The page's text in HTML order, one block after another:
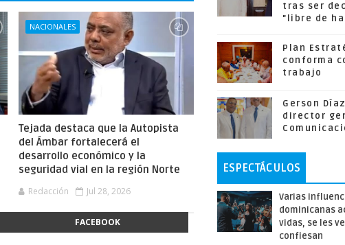
NACIONALES
Tejada destaca que la Autopista
del Ámbar fortalecerá el
desarrollo económico y la
seguridad vial en la región Norte
Redacción Jul 28, 2026
FACEBOOK
tras ser
"libre de
Plan
conforma
trabajo
Gerson
director
ESPECTÁCULOS
Varias
dominicanas
vidas, se les
confiesan